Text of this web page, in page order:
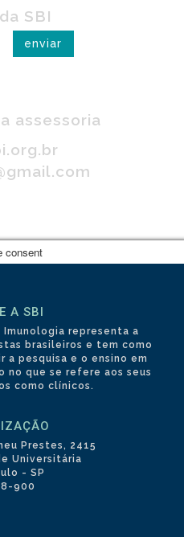
SBI
assessoria
A SBI
representa a
brasileiros e tem como
pesquisa e o ensino em
no que se refere aos seus
como clínicos.
Prestes, 2415
Universitária
- SP
900
consent